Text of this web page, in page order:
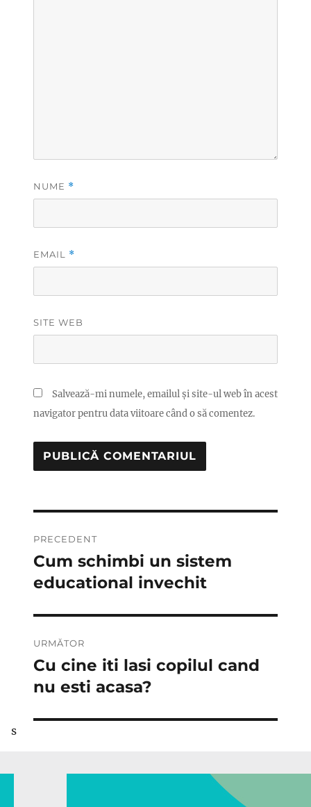
NUME *
EMAIL *
SITE WEB
Salvează-mi numele, emailul și site-ul web în acest
navigator pentru data viitoare când o să comentez.
în
articole
PRECEDENT
Articolul
anterior:
Cum schimbi un sistem
educational invechit
URMĂTOR
Articolul
următor:
Cu cine iti lasi copilul cand
nu esti acasa?
s